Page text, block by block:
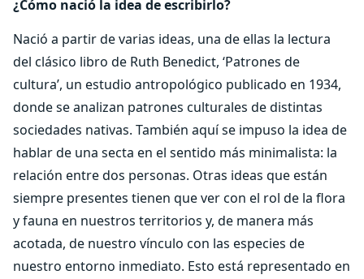
¿Cómo nació la idea de escribirlo?
Nació a partir de varias ideas, una de ellas la lectura
del clásico libro de Ruth Benedict, ‘Patrones de
cultura’, un estudio antropológico publicado en 1934,
donde se analizan patrones culturales de distintas
sociedades nativas. También aquí se impuso la idea de
hablar de una secta en el sentido más minimalista: la
relación entre dos personas. Otras ideas que están
siempre presentes tienen que ver con el rol de la flora
y fauna en nuestros territorios y, de manera más
acotada, de nuestro vínculo con las especies de
nuestro entorno inmediato. Esto está representado en